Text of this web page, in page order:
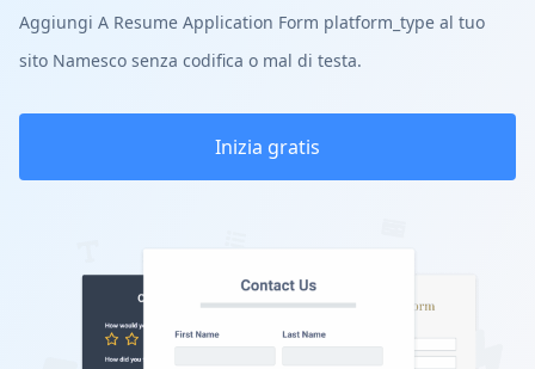
Aggiungi A Resume Application Form platform_type al tuo
sito Namesco senza codifica o mal di testa.
Inizia gratis